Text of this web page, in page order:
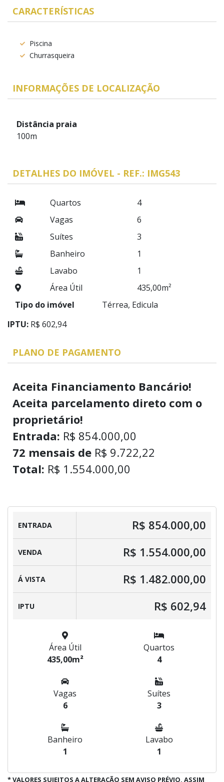
CARACTERÍSTICAS
Piscina
Churrasqueira
INFORMAÇÕES DE LOCALIZAÇÃO
Distância praia
100m
DETALHES DO IMÓVEL - REF.: IMG543
Quartos
4
Vagas
6
Suítes
3
Banheiro
1
Lavabo
1
Área Útil
435,00m²
Tipo do imóvel
Térrea, Edicula
IPTU: R$ 602,94
PLANO DE PAGAMENTO
Aceita Financiamento Bancário!
Aceita parcelamento direto com o
proprietário!
Entrada: R$ 854.000,00
72 mensais de R$ 9.722,22
Total: R$ 1.554.000,00
ENTRADA R$ 854.000,00
VENDA R$ 1.554.000,00
Á VISTA R$ 1.482.000,00
IPTU R$ 602,94
Área Útil
435,00m²
Quartos
4
Vagas
6
Suítes
3
Banheiro
1
Lavabo
1
* VALORES SUJEITOS A ALTERAÇÃO SEM AVISO PRÉVIO, ASSIM